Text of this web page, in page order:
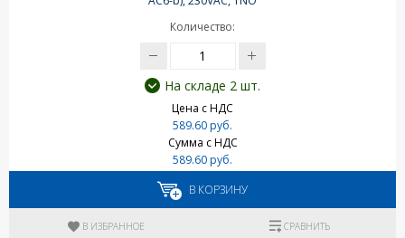
Количество:
На складе 2 шт.
Цена с НДС
589.60 руб.
Сумма с НДС
589.60 руб.
В КОРЗИНУ
В ИЗБРАННОЕ СРАВНИТЬ